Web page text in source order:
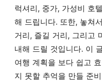
럭셔리, 중가, 가성비 호
해 드립니다. 또한, 놓쳐
거리, 즐길 거리, 그리고
내해 드릴 것입니다. 이
여행 계획을 보다 쉽고
지 못할 추억을 만들 준